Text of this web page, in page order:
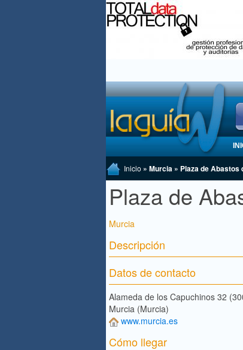
Inicio » Murcia » Plaza de
Plaza de
Murcia
Descripción
Datos de contacto
Alameda de los Capuchinos 32
Murcia (Murcia)
www.murcia.es
Cómo llegar